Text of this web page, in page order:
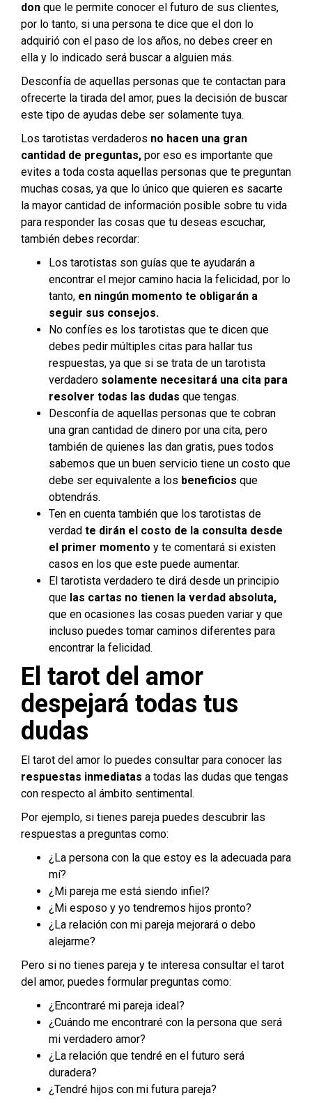
don que le permite conocer el futuro de sus clientes,
por lo tanto, si una persona te dice que el don lo
adquirió con el paso de los años, no debes creer en
ella y lo indicado será buscar a alguien más.
Desconfía de aquellas personas que te contactan para
ofrecerte la tirada del amor, pues la decisión de buscar
este tipo de ayudas debe ser solamente tuya.
Los tarotistas verdaderos no hacen una gran
cantidad de preguntas, por eso es importante que
evites a toda costa aquellas personas que te preguntan
muchas cosas, ya que lo único que quieren es sacarte
la mayor cantidad de información posible sobre tu vida
para responder las cosas que tu deseas escuchar,
también debes recordar:
Los tarotistas son guías que te ayudarán a
encontrar el mejor camino hacia la felicidad, por lo
tanto, en ningún momento te obligarán a
seguir sus consejos.
No confíes es los tarotistas que te dicen que
debes pedir múltiples citas para hallar tus
respuestas, ya que si se trata de un tarotista
verdadero solamente necesitará una cita para
resolver todas las dudas que tengas.
Desconfía de aquellas personas que te cobran
una gran cantidad de dinero por una cita, pero
también de quienes las dan gratis, pues todos
sabemos que un buen servicio tiene un costo que
debe ser equivalente a los beneficios que
obtendrás.
Ten en cuenta también que los tarotistas de
verdad te dirán el costo de la consulta desde
el primer momento y te comentará si existen
casos en los que este puede aumentar.
El tarotista verdadero te dirá desde un principio
que las cartas no tienen la verdad absoluta,
que en ocasiones las cosas pueden variar y que
incluso puedes tomar caminos diferentes para
encontrar la felicidad.
El tarot del amor
despejará todas tus
dudas
El tarot del amor lo puedes consultar para conocer las
respuestas inmediatas a todas las dudas que tengas
con respecto al ámbito sentimental.
Por ejemplo, si tienes pareja puedes descubrir las
respuestas a preguntas como:
¿La persona con la que estoy es la adecuada para
mí?
¿Mi pareja me está siendo infiel?
¿Mi esposo y yo tendremos hijos pronto?
¿La relación con mi pareja mejorará o debo
alejarme?
Pero si no tienes pareja y te interesa consultar el tarot
del amor, puedes formular preguntas como:
¿Encontraré mi pareja ideal?
¿Cuándo me encontraré con la persona que será
mi verdadero amor?
¿La relación que tendré en el futuro será
duradera?
¿Tendré hijos con mi futura pareja?